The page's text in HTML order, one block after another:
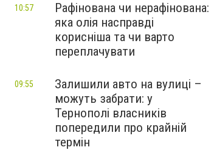
Рафінована чи нерафінована:
яка олія насправді
корисніша та чи варто
переплачувати
10:57
Залишили авто на вулиці –
можуть забрати: у
Тернополі власників
попередили про крайній
термін
09:55